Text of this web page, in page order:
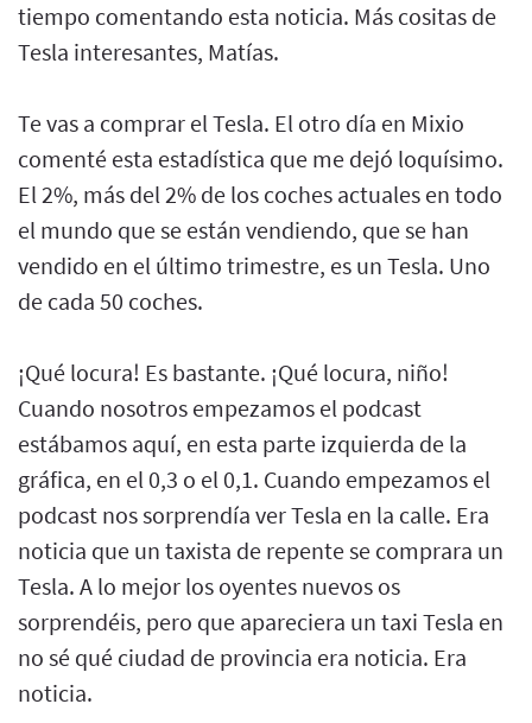
tiempo comentando esta noticia. Más cositas de
Tesla interesantes, Matías.
Te vas a comprar el Tesla. El otro día en Mixio
comenté esta estadística que me dejó loquísimo.
El 2%, más del 2% de los coches actuales en todo
el mundo que se están vendiendo, que se han
vendido en el último trimestre, es un Tesla. Uno
de cada 50 coches.
¡Qué locura! Es bastante. ¡Qué locura, niño!
Cuando nosotros empezamos el podcast
estábamos aquí, en esta parte izquierda de la
gráfica, en el 0,3 o el 0,1. Cuando empezamos el
podcast nos sorprendía ver Tesla en la calle. Era
noticia que un taxista de repente se comprara un
Tesla. A lo mejor los oyentes nuevos os
sorprendéis, pero que apareciera un taxi Tesla en
no sé qué ciudad de provincia era noticia. Era
noticia.